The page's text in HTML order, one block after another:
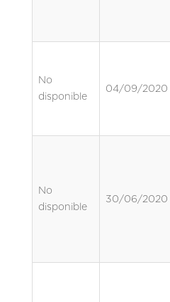
No
disponible
04/09/2020
No
disponible
30/06/2020